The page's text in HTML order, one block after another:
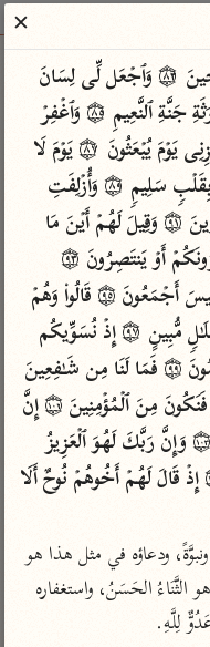
الشرعي
مصاحف معاجم
معاصرة
الميسر
المختصر في
التفسير
تفسير السعدي
أيسر التفاسير
القرآن – تدبر وعمل
مركَّزة العبارة
✕
صِدۡقࣲ فِی ٱلۡـَٔاخِرِینَ ۝٨٤ وَٱجۡعَلۡنِی مِن وَرَثَةِ جَنَّةِ ٱلنَّعِیمِ ۝٨٥ وَٱغۡفِرۡ
فِی ذَ ٰ⁠لِكَ لَـَٔایَةࣰۖ وَمَا كَانَ أَكۡثَرُهُم مُّؤۡمِنِینَ ۝١٠٣ وَإِنَّ رَبَّكَ لَهُوَ ٱلۡعَزِیزُ
وقوله: رَبِّ هَبْ لِي حُكْماً: أي حكمةً ونبوَّةً، ودعاؤه في مثل هذا هو
لِلَّهِ.